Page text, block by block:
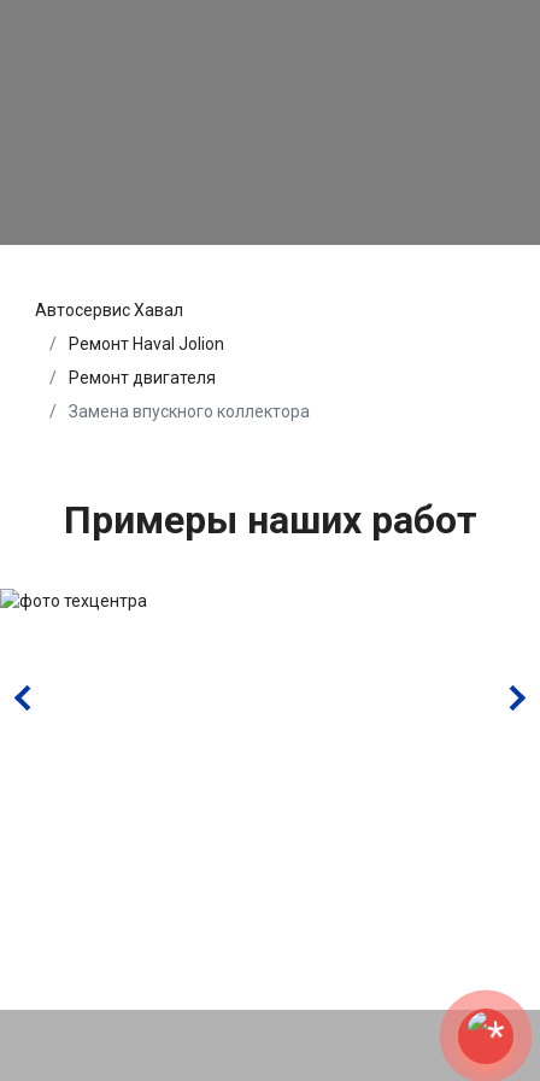
Автосервис Хавал
Ремонт Haval Jolion
Ремонт двигателя
Замена впускного коллектора
Примеры наших работ